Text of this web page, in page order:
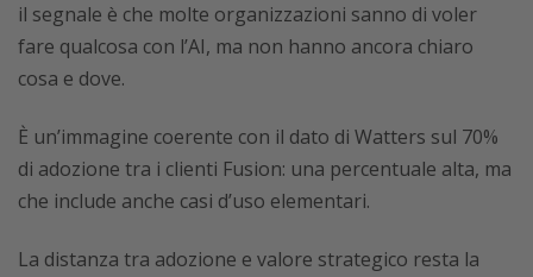
il segnale è che molte organizzazioni sanno di voler
fare qualcosa con l’AI, ma non hanno ancora chiaro
cosa e dove.
È un’immagine coerente con il dato di Watters sul 70%
di adozione tra i clienti Fusion: una percentuale alta, ma
che include anche casi d’uso elementari.
La distanza tra adozione e valore strategico resta la